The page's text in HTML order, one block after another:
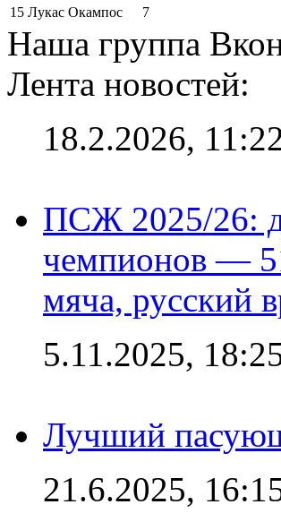
15 Лукас Окампос 7
Наша группа
Лента новостей:
18.2.2026,
ПСЖ 2025/26:
чемпионов —
мяча, русский
5.11.2025,
Лучший
21.6.2025,